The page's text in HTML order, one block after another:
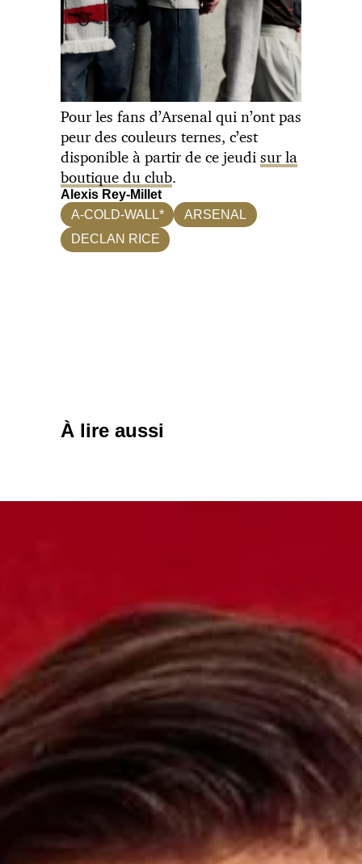
Pour les fans d’Arsenal qui n’ont pas
peur des couleurs ternes, c’est
disponible à partir de ce jeudi sur la
boutique du club.
Alexis Rey-Millet
A-COLD-WALL*
ARSENAL
DECLAN RICE
À lire aussi